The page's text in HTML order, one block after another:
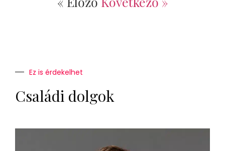
Ez is érdekelhet
Családi dolgok